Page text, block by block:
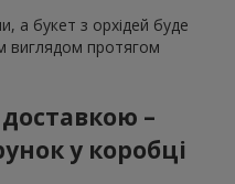
а букет з орхідей буде
виглядом протягом
–
у коробці